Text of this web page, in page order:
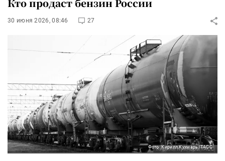
Кто продаст бензин России
30 июня 2026, 08:46 27
Фото: Кирилл Кухмарь/ТАСС